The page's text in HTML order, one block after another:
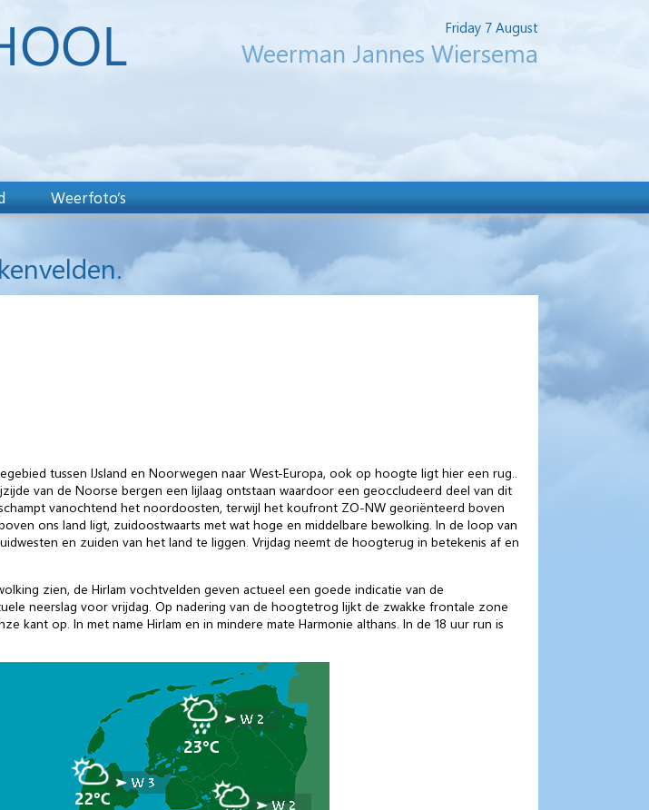
Friday 7 August
Weerman Jannes Wiersema
Weerfoto’s
tussen IJsland en Noorwegen naar West-Europa, ook op hoogte ligt hier een rug..
van de Noorse bergen een lijlaag ontstaan waardoor een geoccludeerd deel van dit
vanochtend het noordoosten, terwijl het koufront ZO-NW georiënteerd boven
ons land ligt, zuidoostwaarts met wat hoge en middelbare bewolking. In de loop van
en zuiden van het land te liggen. Vrijdag neemt de hoogterug in betekenis af en
zien, de Hirlam vochtvelden geven actueel een goede indicatie van de
neerslag voor vrijdag. Op nadering van de hoogtetrog lijkt de zwakke frontale zone
kant op. In met name Hirlam en in mindere mate Harmonie althans. In de 18 uur run is